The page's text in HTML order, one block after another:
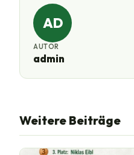
AD
AUTOR
admin
Weitere Beiträge